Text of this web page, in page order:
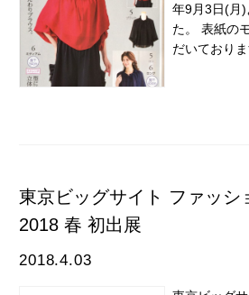
年9月3日(月)
た。 表紙の
だいており
東京ビッグサイト ファッシ
2018 春 初出展
2018.4.03